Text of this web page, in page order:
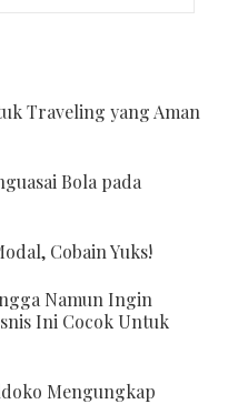
Traveling yang Aman
Bola pada
Cobain Yuks!
Namun Ingin
Ini Cocok Untuk
Mengungkap